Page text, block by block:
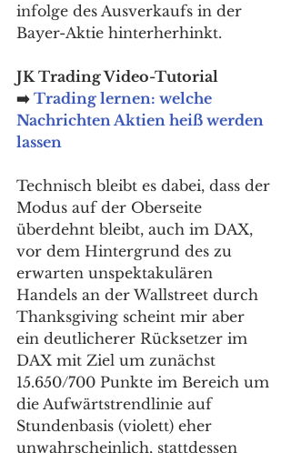
infolge des Ausverkaufs in der
Bayer-Aktie hinterherhinkt.
JK Trading Video-Tutorial
➡️ Trading lernen: welche
Nachrichten Aktien heiß werden
lassen
Technisch bleibt es dabei, dass der
Modus auf der Oberseite
überdehnt bleibt, auch im DAX,
vor dem Hintergrund des zu
erwarten unspektakulären
Handels an der Wallstreet durch
Thanksgiving scheint mir aber
ein deutlicherer Rücksetzer im
DAX mit Ziel um zunächst
15.650/700 Punkte im Bereich um
die Aufwärtstrendlinie auf
Stundenbasis (violett) eher
unwahrscheinlich, stattdessen